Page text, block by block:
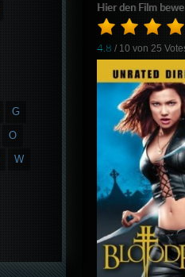
Hier den Film
4.8 / 10 von25
G
O
W